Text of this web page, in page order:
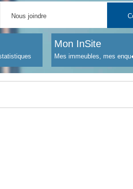
Nous joindre
Mon InSite
Mes immeubles, mes